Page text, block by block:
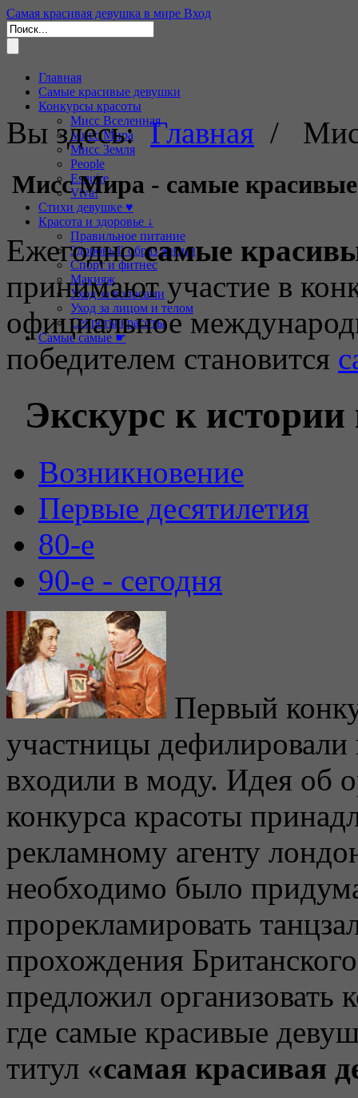
Самая красивая девушка в мире Вход
Главная
Самые красивые девушки
Конкурсы красоты
Мисс Вселенная
Мисс Мира
Мисс Земля
People
Esquire
Viva!
Стихи девушке ♥
Красота и здоровье ↓
Правильное питание
Здоровый образ жизни
Спорт и фитнес
Макияж
Уход за волосами
Уход за лицом и телом
Секреты красоты
Самые самые ☛
Вы здесь:Главная /
Мисс Мира - самые красивые
Ежегодносамые
принимают участие в
официальное
победителем становится
Экскурс к
Возникновение
Первые десятилетия
80-е
90-е - сегодня
Первый
участницы дефилировали
входили в моду. Идея об
конкурса красоты
рекламному агенту
необходимо было
прорекламировать
прохождения
предложил организовать
где самые красивые
титул «самая красивая